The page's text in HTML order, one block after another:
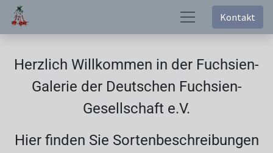
Kontakt
Herzlich Willkommen in der Fuchsien-
Galerie der Deutschen Fuchsien-
Gesellschaft e.V.
Hier finden Sie Sortenbeschreibungen